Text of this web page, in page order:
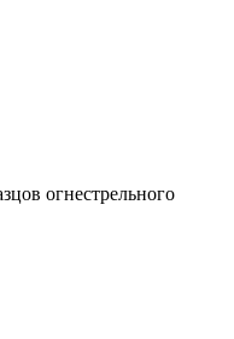
огнестрельного